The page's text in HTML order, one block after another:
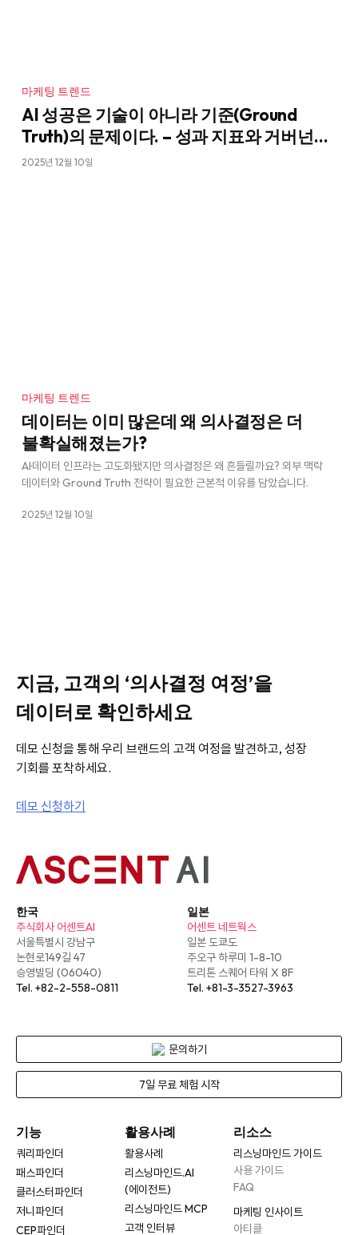
마케팅 트렌드
AI 성공은 기술이 아니라 기준(Ground
Truth)의 문제이다. – 성과 지표와 거버넌스
설계
2025년 12월 10일
마케팅 트렌드
데이터는 이미 많은데 왜 의사결정은 더
불확실해졌는가?
AI·데이터 인프라는 고도화됐지만 의사결정은 왜 흔들릴까요? 외부 맥락
데이터와 Ground Truth 전략이 필요한 근본적 이유를 담았습니다.
2025년 12월 10일
지금, 고객의 ‘의사결정 여정’을
데이터로 확인하세요
데모 신청을 통해 우리 브랜드의 고객 여정을 발견하고, 성장
기회를 포착하세요.
데모 신청하기
한국
주식회사 어센트AI
서울특별시 강남구
논현로149길 47
승영빌딩 (06040)
Tel. +82-2-558-0811
일본
어센트 네트웍스
일본 도쿄도
주오구 하루미 1-8-10
트리톤 스퀘어 타워 X 8F
Tel. +81-3-3527-3963
문의하기
7일 무료 체험 시작
기능
쿼리파인더
패스파인더
클러스터파인더
저니파인더
CEP파인더
활용사례
활용사례
리스닝마인드.AI
(에이전트)
리스닝마인드 MCP
고객 인터뷰
리소스
리스닝마인드 가이드
사용 가이드
FAQ
마케팅 인사이트
아티클